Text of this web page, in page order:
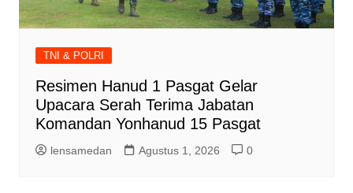
TNI & POLRI
Resimen Hanud 1 Pasgat Gelar
Upacara Serah Terima Jabatan
Komandan Yonhanud 15 Pasgat
lensamedan Agustus 1, 2026 0